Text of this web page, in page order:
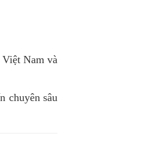
Nam và
chuyên sâu